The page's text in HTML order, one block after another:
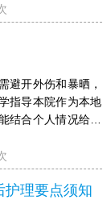
助，以及情绪调整
有没有针对性的设
案的方案下面整理
踩坑，让恢复的路
避开外伤和暴晒，
指导本院作为本地
结合个人情况给出
疑问，可通过在线
当运动影响肤色恢
护理要点须知